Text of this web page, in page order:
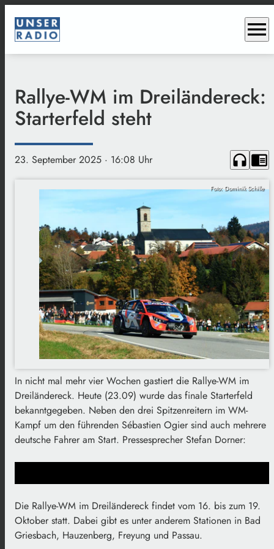
menu
Rallye-WM im Dreiländereck:
Starterfeld steht
23. September 2025 · 16:08 Uhr headphones chrome_reader_mode
Foto: Dominik Schille
In nicht mal mehr vier Wochen gastiert die Rallye-WM im
Dreiländereck. Heute (23.09) wurde das finale Starterfeld
bekanntgegeben. Neben den drei Spitzenreitern im WM-
Kampf um den führenden Sébastien Ogier sind auch mehrere
deutsche Fahrer am Start. Pressesprecher Stefan Dorner:
Die Rallye-WM im Dreiländereck findet vom 16. bis zum 19.
Oktober statt. Dabei gibt es unter anderem Stationen in Bad
Griesbach, Hauzenberg, Freyung und Passau.